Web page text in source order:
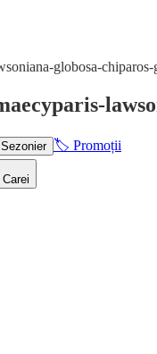
globosa-
Sezonier 🏷 Promoții
Carei